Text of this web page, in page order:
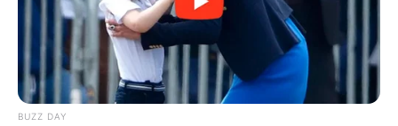
BUZZ DAY